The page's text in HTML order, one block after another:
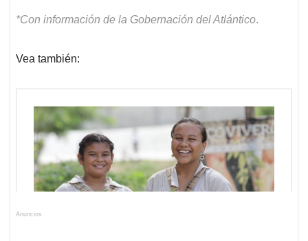
*Con información de la Gobernación del Atlántico.
Vea también:
Anuncios.